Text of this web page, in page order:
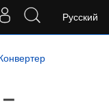
Русский